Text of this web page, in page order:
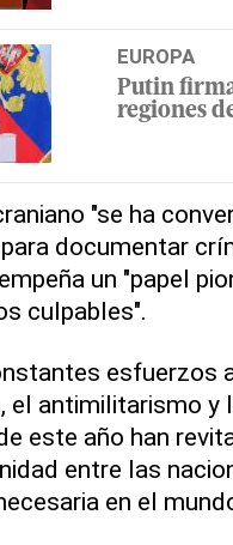
EUROPA
Putin
regiones
"se ha
documentar
un "papel
culpables".
esfuerzos
el antimilitarismo y
este año han
entre las
en el